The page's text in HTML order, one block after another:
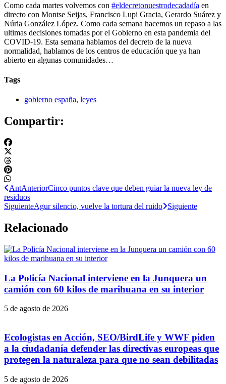
Como cada martes volvemos con #eldecretonuestrodecadadía en
directo con Montse Seijas, Francisco Lupi Gracia, Gerardo Suárez y
Núria González López. Como cada semana hacemos un repaso a las
ultimas decisiones tomadas por el Gobierno en esta pandemia del
COVID-19. Esta semana hablamos del decreto de la nueva
normalidad, hablamos de los centros de educación que ya han
abierto en algunas comunidades…
Tags
gobierno españa, leyes
Compartir:
AntAnteriorCinco puntos clave que deben guiar la nueva ley de
residuos
SiguienteAgur silencio, vuelve la tortura del ruido Siguiente
Relacionado
La Policía Nacional interviene en la Junquera un
camión con 60 kilos de marihuana en su interior
5 de agosto de 2026
Ecologistas en Acción, SEO/BirdLife y WWF piden
a la ciudadanía defender las directivas europeas que
protegen la naturaleza para que no sean debilitadas
5 de agosto de 2026